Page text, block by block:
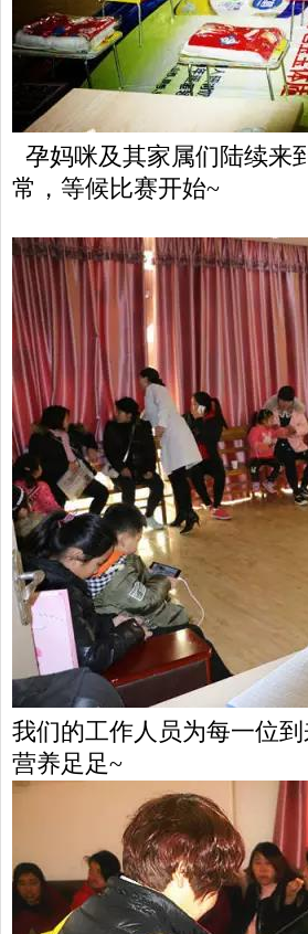
孕妈咪及其家属们陆续来
常，等候比赛开始~
我们的工作人员为每一位
营养足足~